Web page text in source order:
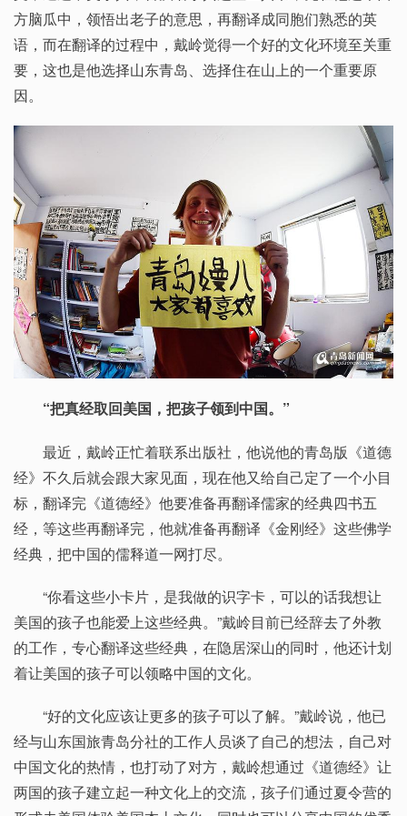
方脑瓜中，领悟出老子的意思，再翻译成同胞们熟悉的英
语，而在翻译的过程中，戴岭觉得一个好的文化环境至关重
要，这也是他选择山东青岛、选择住在山上的一个重要原
因。
“把真经取回美国，把孩子领到中国。”
最近，戴岭正忙着联系出版社，他说他的青岛版《道德
经》不久后就会跟大家见面，现在他又给自己定了一个小目
标，翻译完《道德经》他要准备再翻译儒家的经典四书五
经，等这些再翻译完，他就准备再翻译《金刚经》这些佛学
经典，把中国的儒释道一网打尽。
“你看这些小卡片，是我做的识字卡，可以的话我想让
美国的孩子也能爱上这些经典。”戴岭目前已经辞去了外教
的工作，专心翻译这些经典，在隐居深山的同时，他还计划
着让美国的孩子可以领略中国的文化。
“好的文化应该让更多的孩子可以了解。”戴岭说，他已
经与山东国旅青岛分社的工作人员谈了自己的想法，自己对
中国文化的热情，也打动了对方，戴岭想通过《道德经》让
两国的孩子建立起一种文化上的交流，孩子们通过夏令营的